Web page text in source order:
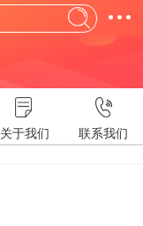
关于我们 联系我们